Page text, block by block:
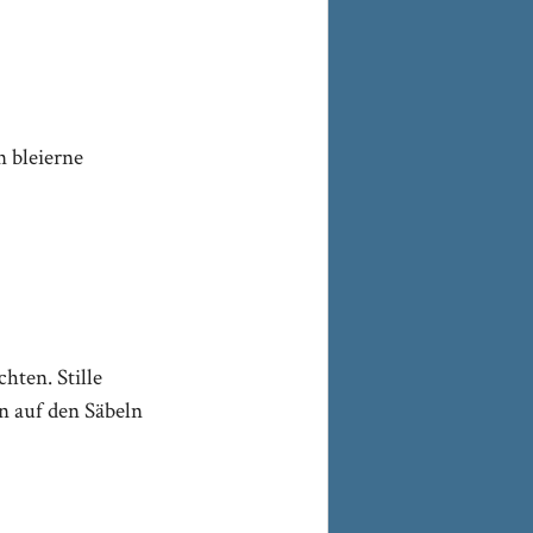
bleierne
Stille
auf den Säbeln